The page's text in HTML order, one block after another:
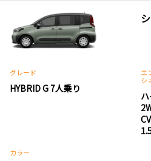
グレード
HYBRID G 7人乗り
エ
シ
カラー